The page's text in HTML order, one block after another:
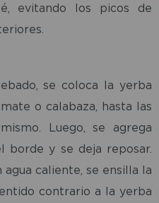
evitando los picos de
se coloca la yerba
o calabaza, hasta las
Luego, se agrega
borde y se deja reposar.
caliente, se ensilla la
contrario a la yerba